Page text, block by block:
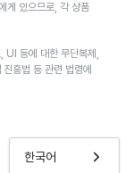
한국어
게 있으므로, 각 상품
등에 대한 무단복제,
흥법 등 관련 법령에